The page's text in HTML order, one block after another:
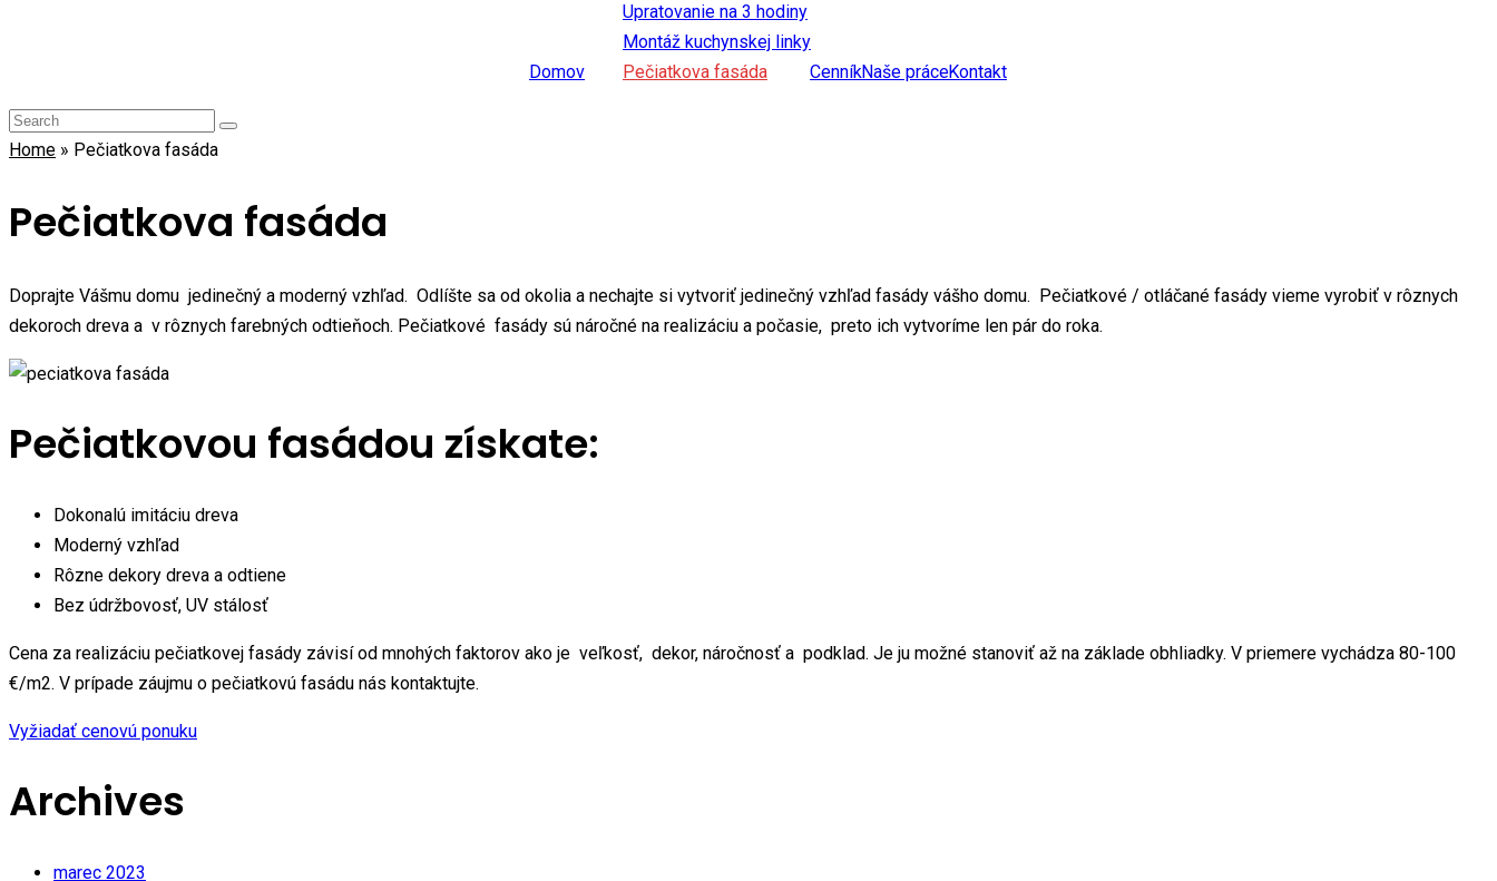
Domov
Upratovanie na 3 hodiny
Montáž kuchynskej linky
Pečiatkova fasáda
CenníkNaše práceKontakt
Home » Pečiatkova fasáda
Pečiatkova fasáda
Doprajte Vášmu domu jedinečný a moderný vzhľad. Odlíšte sa od okolia a nechajte si vytvoriť jedinečný vzhľad fasády vášho domu. Pečiatkové / otláčané fasády vieme vyrobiť v rôznych
dekoroch dreva a v rôznych farebných odtieňoch. Pečiatkové fasády sú náročné na realizáciu a počasie, preto ich vytvoríme len pár do roka.
Pečiatkovou fasádou získate:
Dokonalú imitáciu dreva
Moderný vzhľad
Rôzne dekory dreva a odtiene
Bez údržbovosť, UV stálosť
Cena za realizáciu pečiatkovej fasády závisí od mnohých faktorov ako je veľkosť, dekor, náročnosť a podklad. Je ju možné stanoviť až na základe obhliadky. V priemere vychádza 80-100
€/m2. V prípade záujmu o pečiatkovú fasádu nás kontaktujte.
Vyžiadať cenovú ponuku
Archives
marec 2023